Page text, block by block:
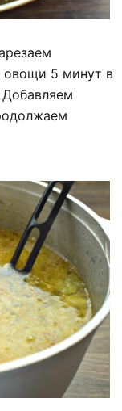
овощи 5 минут в